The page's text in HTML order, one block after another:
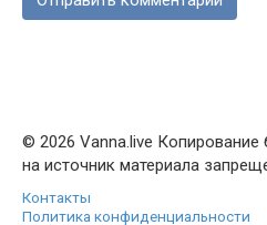
© 2026 Vanna.live
на источник материала
Контакты
Политика конфиденциальности